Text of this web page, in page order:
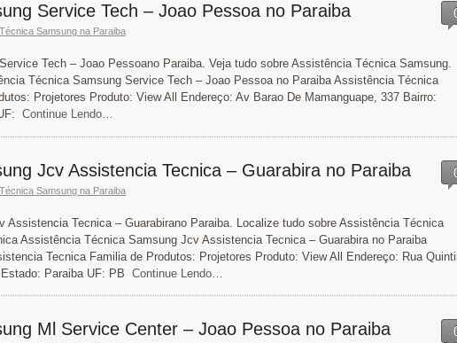
Service Tech – Joao Pessoa no Paraiba
Samsung na Paraiba
Tech – Joao Pessoano Paraiba. Veja tudo sobre Assistência Técnica Samsung.
Técnica Samsung Service Tech – Joao Pessoa no Paraiba Assistência Técnica
Projetores Produto: View All Endereço: Av Barao De Mamanguape, 337 Bairro:
Continue Lendo…
Jcv Assistencia Tecnica – Guarabira no Paraiba
Samsung na Paraiba
Tecnica – Guarabirano Paraiba. Localize tudo sobre Assistência Técnica
Assistência Técnica Samsung Jcv Assistencia Tecnica – Guarabira no Paraiba
Tecnica Familia de Produtos: Projetores Produto: View All Endereço: Rua
Paraiba UF: PB Continue Lendo…
Ml Service Center – Joao Pessoa no Paraiba